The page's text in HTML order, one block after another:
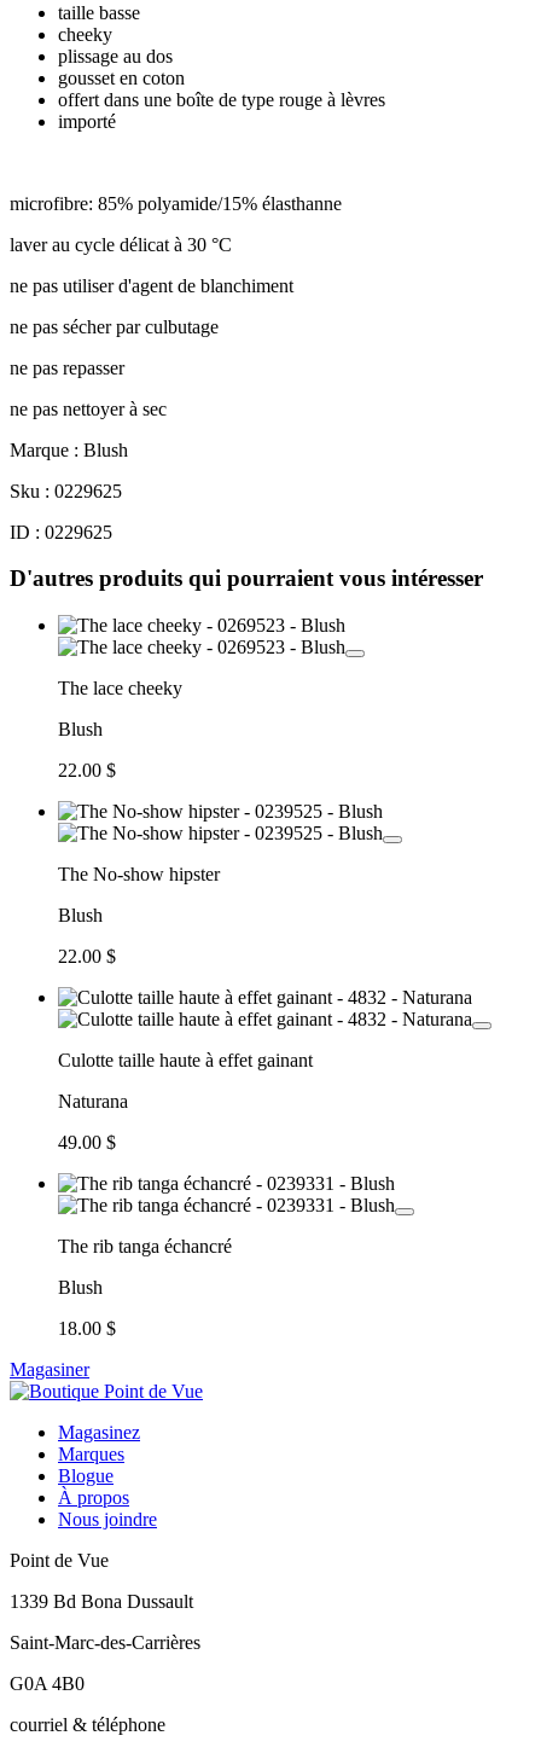
taille basse
cheeky
plissage au dos
gousset en coton
offert dans une boîte de type rouge à lèvres
importé
microfibre: 85% polyamide/15% élasthanne
laver au cycle délicat à 30 °C
ne pas utiliser d'agent de blanchiment
ne pas sécher par culbutage
ne pas repasser
ne pas nettoyer à sec
Marque : Blush
Sku : 0229625
ID : 0229625
D'autres produits qui pourraient vous intéresser
The lace cheeky
Blush
22.00 $
The No-show hipster
Blush
22.00 $
Culotte taille haute à effet gainant
Naturana
49.00 $
The rib tanga échancré
Blush
18.00 $
Magasiner
Magasinez
Marques
Blogue
À propos
Nous joindre
Point de Vue
1339 Bd Bona Dussault
Saint-Marc-des-Carrières
G0A 4B0
courriel & téléphone